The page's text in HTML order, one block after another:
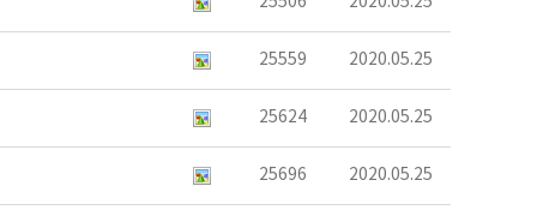
25559 2020.05.25
25624 2020.05.25
25696 2020.05.25